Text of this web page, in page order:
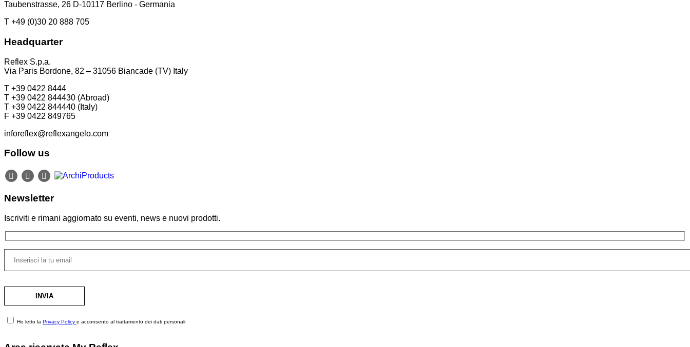
Taubenstrasse, 26 D-10117 Berlino - Germania
T +49 (0)30 20 888 705
Headquarter
Reflex S.p.a.
Via Paris Bordone, 82 – 31056 Biancade (TV) Italy
T +39 0422 8444
T +39 0422 844430 (Abroad)
T +39 0422 844440 (Italy)
F +39 0422 849765
inforeflex@reflexangelo.com
Follow us
Newsletter
Iscriviti e rimani aggiornato su eventi, news e nuovi prodotti.
Ho letto la Privacy Policy e acconsento al trattamento dei dati personali